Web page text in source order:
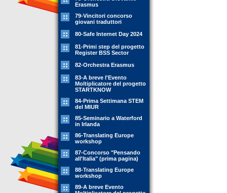
Erasmus
79-Vincitori concorso
giovani traduttori
80-Safe Internet Day 2024
81-Primi step del progetto
Register BSS Sector
82-Orchestra Erasmus
83-A breve l'Evento
Moltiplicatore del progetto
STARTKNOW
84-Prima Settimana STEM
del MIUR
85-Seminario a Waterford
in Irlanda
86-Translating Europe
workshop
87-Concorso "Pensando
all'Italia" (prima pagina)
88-Translating Europe
workshop
89-A breve Evento